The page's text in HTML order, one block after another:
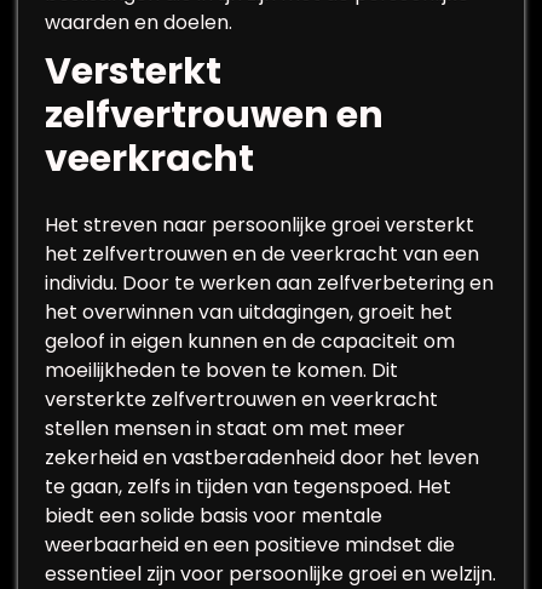
waarden en doelen.
Versterkt
zelfvertrouwen en
veerkracht
Het streven naar persoonlijke groei versterkt
het zelfvertrouwen en de veerkracht van een
individu. Door te werken aan zelfverbetering en
het overwinnen van uitdagingen, groeit het
geloof in eigen kunnen en de capaciteit om
moeilijkheden te boven te komen. Dit
versterkte zelfvertrouwen en veerkracht
stellen mensen in staat om met meer
zekerheid en vastberadenheid door het leven
te gaan, zelfs in tijden van tegenspoed. Het
biedt een solide basis voor mentale
weerbaarheid en een positieve mindset die
essentieel zijn voor persoonlijke groei en welzijn.